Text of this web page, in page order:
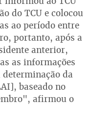
do TCU e colocou
ao período entre
portanto, após a
anterior,
as informações
determinação da
baseado no
afirmou o